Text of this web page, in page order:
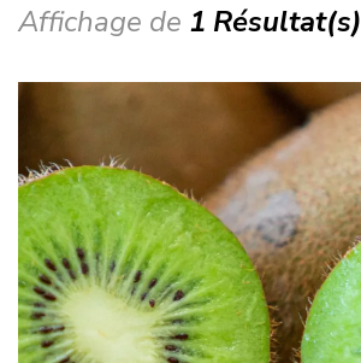
Affichage de 1 Résultat(s)